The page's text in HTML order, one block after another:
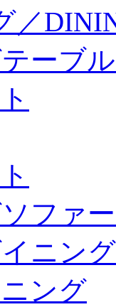
／
ーブ
ファ
ニン
ング